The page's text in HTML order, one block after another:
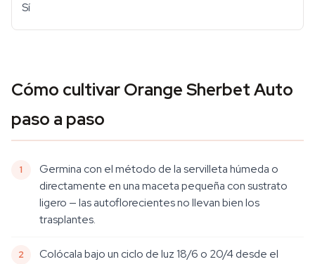
Sí
Cómo cultivar Orange Sherbet Auto
paso a paso
Germina con el método de la servilleta húmeda o
directamente en una maceta pequeña con sustrato
ligero — las autoflorecientes no llevan bien los
trasplantes.
Colócala bajo un ciclo de luz 18/6 o 20/4 desde el